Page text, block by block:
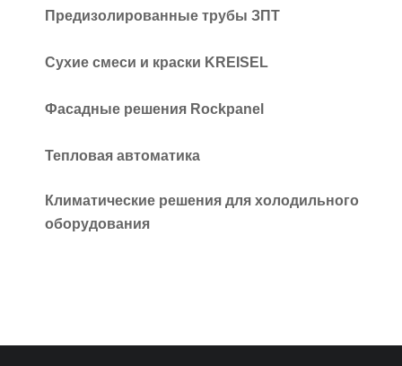
Предизолированные трубы ЗПТ
Сухие смеси и краски KREISEL
Фасадные решения Rockpanel
Тепловая автоматика
Климатические решения для холодильного
оборудования